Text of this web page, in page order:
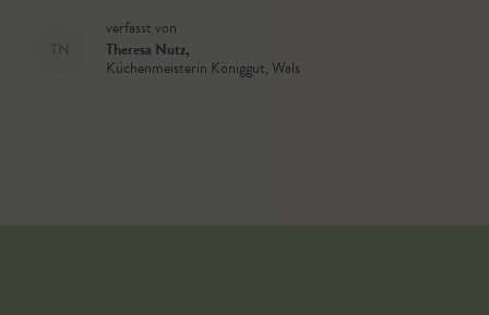
verfasst von
Theresa Nutz,
Küchenmeisterin Königgut, Wals